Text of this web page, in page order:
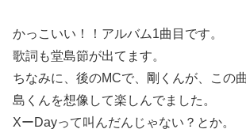
かっこいい！！アルバム1曲目です。
歌詞も堂島節が出てます。
ちなみに、後のMCで、剛くんが、この
島くんを想像して楽しんでました。
XーDayって叫んだんじゃない？とか。